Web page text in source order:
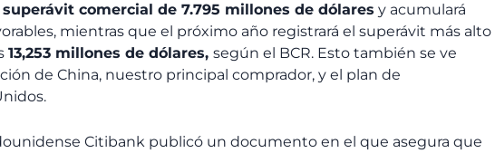
superávit comercial de 7.795 millones de dólares y acumulará
mientras que el próximo año registrará el superávit más alto
13,253 millones de dólares, según el BCR. Esto también se ve
de China, nuestro principal comprador, y el plan de
Citibank publicó un documento en el que asegura que